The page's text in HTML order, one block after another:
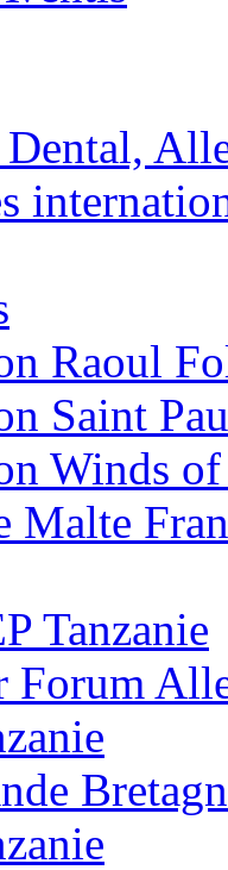
Raoul
Saint
Winds
Malte
Tanzanie
Forum